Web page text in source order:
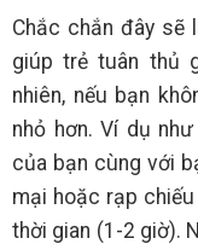
Chắc chắn đây sẽ
giúp trẻ tuân thủ
nhiên, nếu bạn
nhỏ hơn. Ví dụ
của bạn cùng với
mại hoặc rạp
thời gian (1-2 giờ).